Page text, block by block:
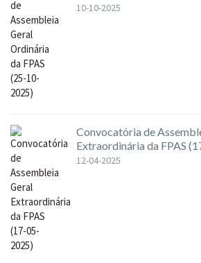
10-10-2025
Convocatória de
Extraordinária da FPAS
12-04-2025